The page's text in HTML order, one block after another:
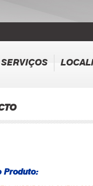
SERVIÇOS
Produto: